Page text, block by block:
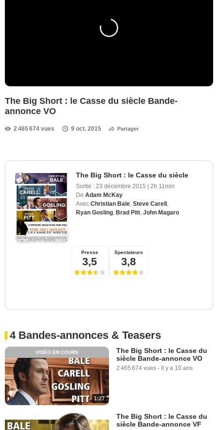
The Big Short : le Casse du siècle Bande-
annonce VO
2 465 674 vues 9 oct. 2015 Partager
The Big Short : le Casse du siècle
Sortie : 23 décembre 2015 | 2h 11min
De Adam McKay
Avec Christian Bale Steve Carell
Ryan Gosling Brad Pitt John Magaro
Presse
3,5
Spectateurs
3,8
4 Bandes-annonces & Teasers
1:27
VIDÉO EN COURS
The Big Short : le Casse du
siècle Bande-annonce VO
2 465 674 vues - Il y a 10 ans
The Big Short : le Casse du
siècle Bande-annonce VF